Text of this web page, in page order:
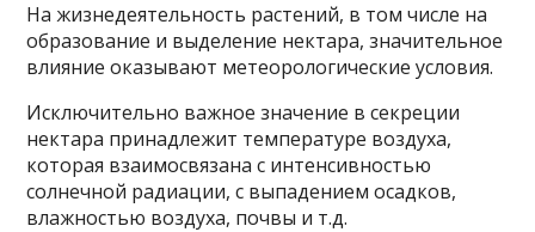
На жизнедеятельность растений, в том числе на
образование и выделение нектара, значительное
влияние оказывают метеорологические условия.
Исключительно важное значение в секреции
нектара принадлежит температуре воздуха,
которая взаимосвязана с интенсивностью
солнечной радиации, с выпадением осадков,
влажностью воздуха, почвы и т.д.